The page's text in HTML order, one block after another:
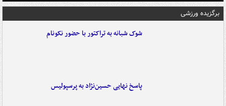
برگزیده ورزشی
شوک شبانه به تراکتور با حضور نکونام
پاسخ نهایی حسین‌نژاد به پرسپولیس